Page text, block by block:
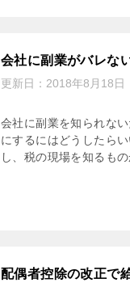
会社に副業がバレな
更新日： 2018年8月18日
会社に副業を知られな
にするにはどうしたら
し、税の現場を知るも
配偶者控除の改正で